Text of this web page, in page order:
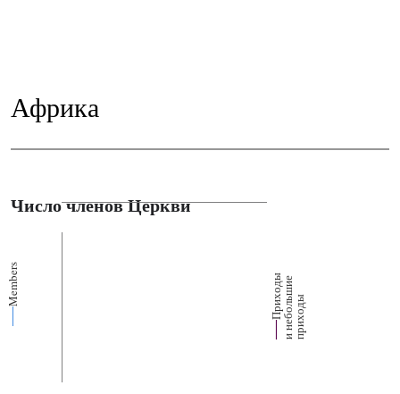
Африка
Число членов Церкви
Members П
р
их
о
д
ы
и
н
е
б
о
ль
ш
ие
п
р
и
х
о
ды